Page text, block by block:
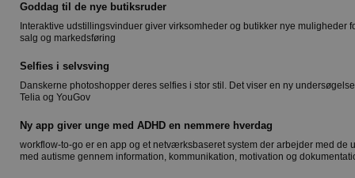
Goddag til de nye butiksruder
Interaktive udstillingsvinduer giver virksomheder og butikker nye muligheder
salg og markedsføring
Selfies i selvsving
Danskerne photoshopper deres selfies i stor stil. Det viser en ny
Telia og YouGov
Ny app giver unge med ADHD en nemmere hverdag
workflow-to-go er en app og et netværksbaseret system der arbejder med de
med autisme gennem information, kommunikation, motivation og